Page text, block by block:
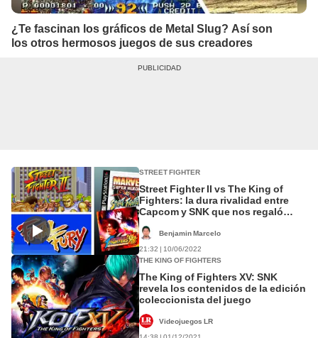
¿Te fascinan los gráficos de Metal Slug? Así son
los otros hermosos juegos de sus creadores
STREET FIGHTER
Street Fighter II vs The King of
Fighters: la dura rivalidad entre
Capcom y SNK que nos regaló
Benjamin Marcelo
21:32 | 10/06/2022
THE KING OF FIGHTERS
The King of Fighters XV: SNK
revela los contenidos de la edición
coleccionista del juego
Videojuegos LR